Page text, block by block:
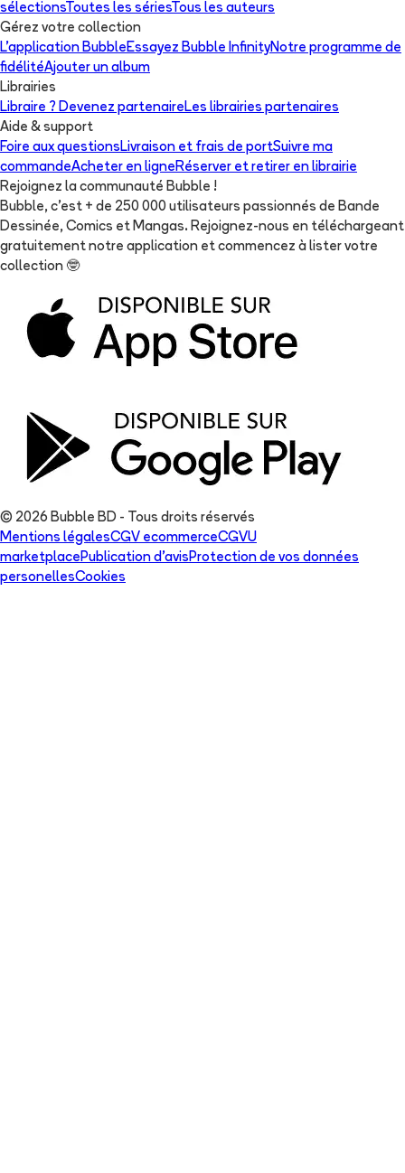
sélectionsToutes les sériesTous les auteurs
Gérez votre collection
L'application Bubble Essayez Bubble InfinityNotre programme de
fidélitéAjouter un album
Librairies
Libraire ? Devenez partenaire Les librairies partenaires
Aide & support
Foire aux questions Livraison et frais de portSuivre ma
commandeAcheter en ligne Réserver et retirer en librairie
Rejoignez la communauté Bubble !
Bubble, c'est + de 250 000 utilisateurs passionnés de Bande
Dessinée, Comics et Mangas. Rejoignez-nous en téléchargeant
gratuitement notre application et commencez à lister votre
collection 🤓
© 2026 Bubble BD - Tous droits réservés
Mentions légalesCGV ecommerceCGVU
marketplace Publication d'avis Protection de vos données
personellesCookies